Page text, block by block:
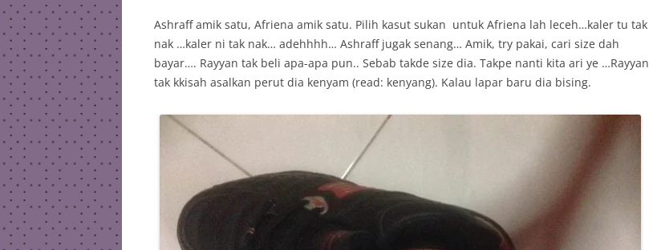
Ashraff amik satu, Afriena amik satu. Pilih kasut sukan untuk Afriena lah leceh…kaler tu tak
nak …kaler ni tak nak… adehhhh… Ashraff jugak senang… Amik, try pakai, cari size dah
bayar…. Rayyan tak beli apa-apa pun.. Sebab takde size dia. Takpe nanti kita ari ye …Rayyan
tak kkisah asalkan perut dia kenyam (read: kenyang). Kalau lapar baru dia bising.